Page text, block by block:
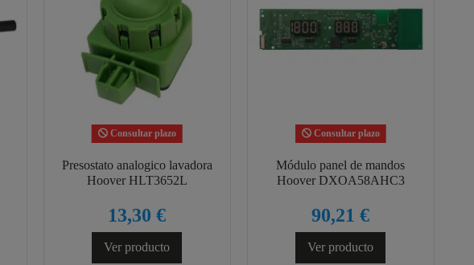
Consultar plazo
Presostato analogico lavadora
Hoover HLT3652L
13,30 €
Ver producto
Consultar plazo
Módulo panel de mandos
Hoover DXOA58AHC3
90,21 €
Ver producto